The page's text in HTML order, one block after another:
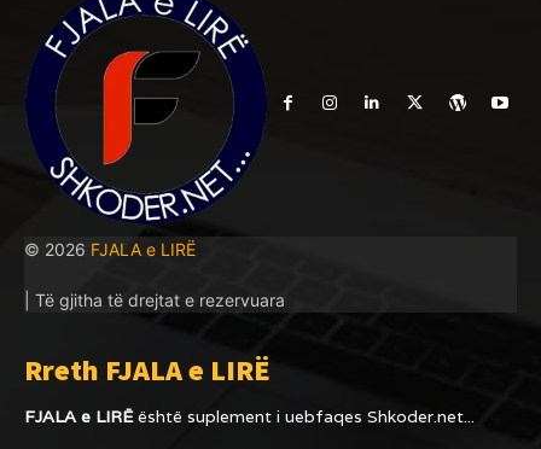
© 2026 FJALA e LIRË
| Të gjitha të drejtat e rezervuara
Rreth FJALA e LIRË
FJALA e LIRËështë suplement i uebfaqes Shkoder.net...